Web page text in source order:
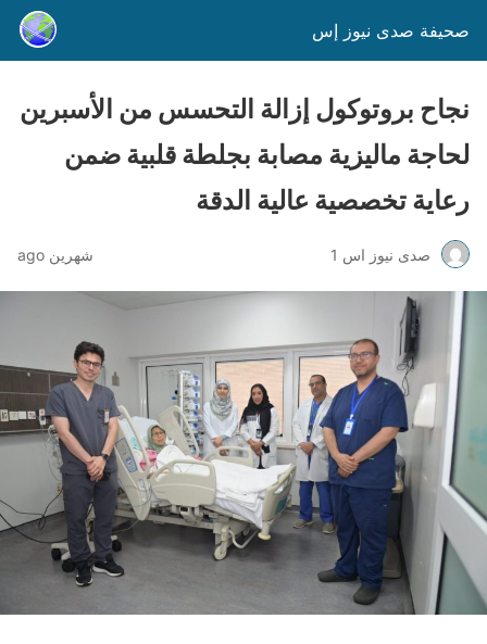
صحيفة صدى نيوز إس
نجاح بروتوكول إزالة التحسس من الأسبرين
لحاجة ماليزية مصابة بجلطة قلبية ضمن
رعاية تخصصية عالية الدقة
صدى نيوز اس 1 شهرين ago